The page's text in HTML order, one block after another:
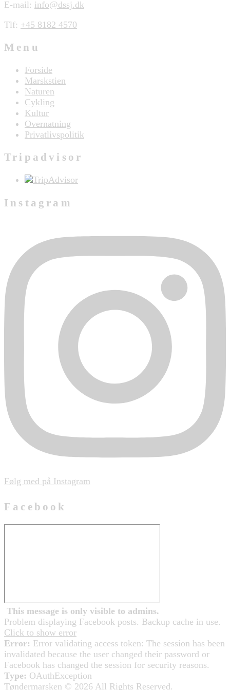
E-mail: info@dssj.dk
Tlf: +45 8182 4570
Menu
Forside
Marskstien
Naturen
Cykling
Kultur
Overnatning
Privatlivspolitik
Tripadvisor
Instagram
Følg med på Instagram
Facebook
This message is only visible to admins.
Problem displaying Facebook posts. Backup cache in use.
Click to show error
Error: Error validating access token: The session has been
invalidated because the user changed their password or
Facebook has changed the session for security reasons.
Type: OAuthException
Tøndermarsken © 2026 All Rights Reserved.